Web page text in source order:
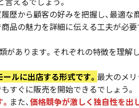
歴から顧客の好みを把握し、最適な
品の魅力を詳細に伝える工夫が必要
があります。それぞれの特徴を理
ルに出店する形式です。 最大のメ
すぐに販売を開始できるでしょう。
また、価格競争が激しく独自性を出